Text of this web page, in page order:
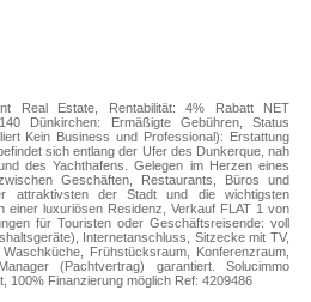
Real Estate, Rentabilität: 4% Rabatt NET
Dünkirchen: Ermäßigte Gebühren, Status
Kein Business und Professional): Erstattung
sich entlang der Ufer des Dunkerque, nah
des Yachthafens. Gelegen im Herzen eines
Geschäften, Restaurants, Büros und
attraktivsten der Stadt und die wichtigsten
einer luxuriösen Residenz, Verkauf FLAT 1 von
für Touristen oder Geschäftsreisende: voll
Internetanschluss, Sitzecke mit TV,
Frühstücksraum, Konferenzraum,
(Pachtvertrag) garantiert. Solucimmo
100% Finanzierung möglich Ref: 4209486